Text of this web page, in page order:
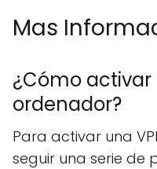
Mas
¿Cómo activar
ordenador?
Para activar una
seguir una serie de